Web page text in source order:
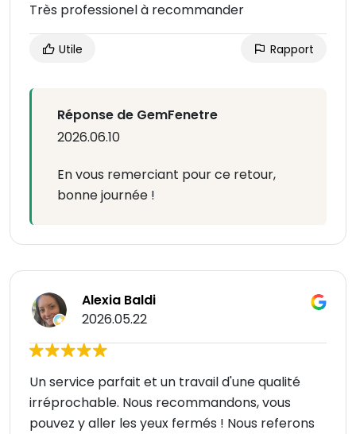
Très professionel à recommander
Utile Rapport
Réponse de GemFenetre
2026.06.10
En vous remerciant pour ce retour,
bonne journée !
Alexia Baldi
2026.05.22
Un service parfait et un travail d'une qualité
irréprochable. Nous recommandons, vous
pouvez y aller les yeux fermés ! Nous referons